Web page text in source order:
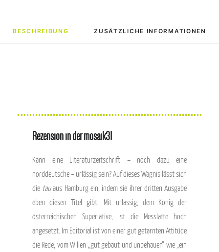
BESCHREIBUNG ZUSÄTZLICHE INFORMATIONEN
Rezension in der mosaik31
Kann eine Literaturzeitschrift – noch dazu eine
norddeutsche – urlässig sein? Auf dieses Wagnis lässt sich
die tauaus Hamburg ein, indem sie ihrer dritten Ausgabe
eben diesen Titel gibt. Mit urlässig, dem König der
österreichischen Superlative, ist die Messlatte hoch
angesetzt. Im Editorial ist von einer gut getarnten Attitüde
die Rede, vom Willen „gut gebaut und unbehauen“ wie „ein